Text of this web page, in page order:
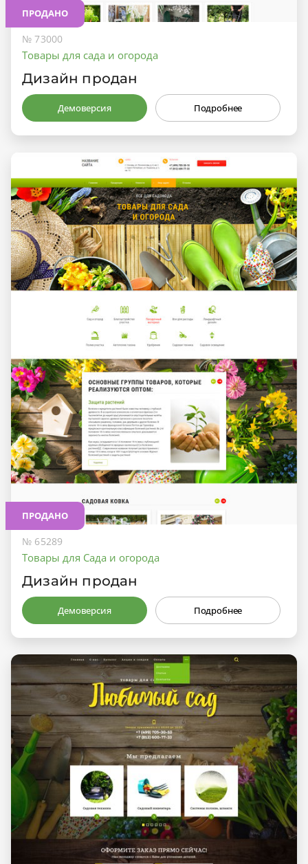
ПРОДАНО
№ 73000
Товары для сада и огорода
Дизайн продан
Демоверсия Подробнее
ПРОДАНО
№ 65289
Товары для Сада и огорода
Дизайн продан
Демоверсия Подробнее